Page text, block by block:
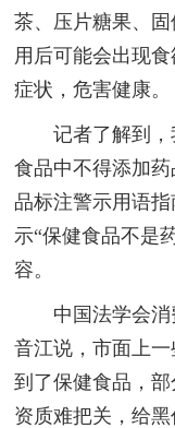
茶、压片糖果、
用后可能会出现
症状，危害健康。
记者了解到，
食品中不得添加
品标注警示用语
示“保健食品不是
容。
中国法学会消
音江说，市面上
到了保健食品，
资质难把关，给黑